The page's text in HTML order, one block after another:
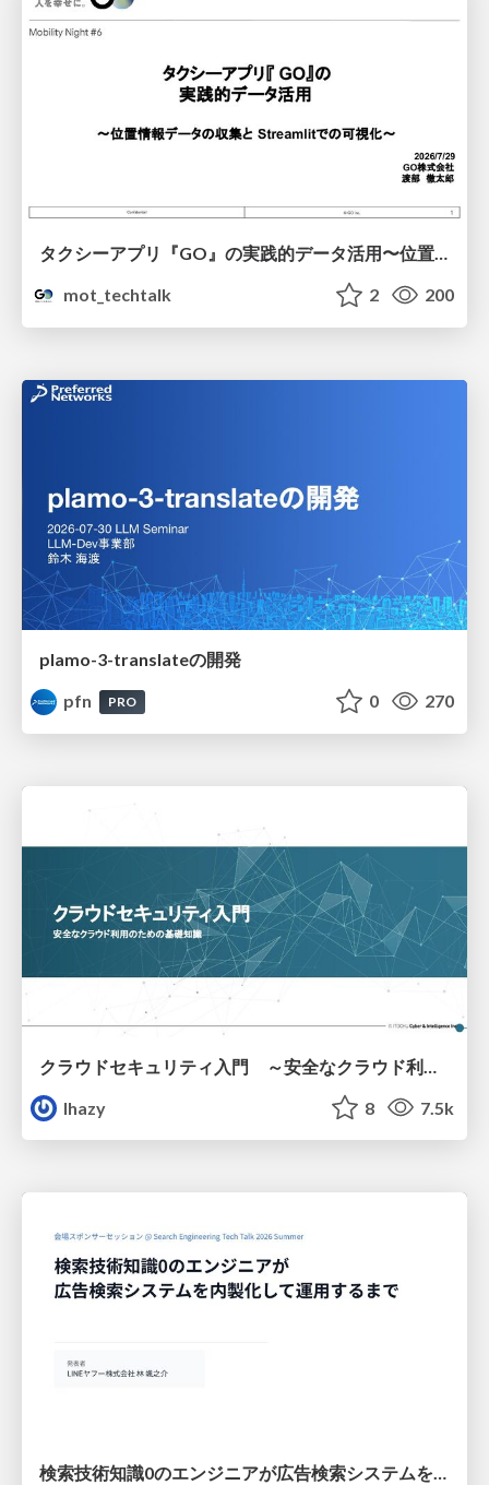
mot_techtalk
2 200
plamo-3-translateの開発
pfn
PRO 0 270
lhazy
8 7.5k
検索技術知識0のエンジニアが広告検索システムを内製化して運用するまで